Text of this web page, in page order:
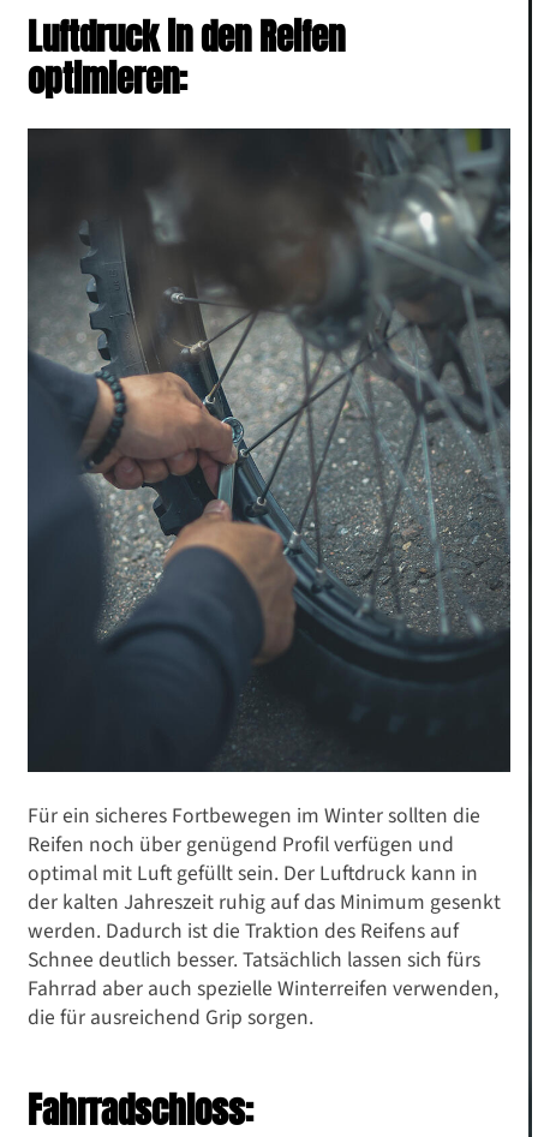
Luftdruck in den Reifen
optimieren:
Für ein sicheres Fortbewegen im Winter sollten die
Reifen noch über genügend Profil verfügen und
optimal mit Luft gefüllt sein. Der Luftdruck kann in
der kalten Jahreszeit ruhig auf das Minimum gesenkt
werden. Dadurch ist die Traktion des Reifens auf
Schnee deutlich besser. Tatsächlich lassen sich fürs
Fahrrad aber auch spezielle Winterreifen verwenden,
die für ausreichend Grip sorgen.
Fahrradschloss: